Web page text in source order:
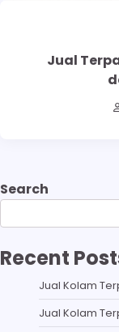
Jual
Search
Recent
Jual Kolam
Jual Kolam